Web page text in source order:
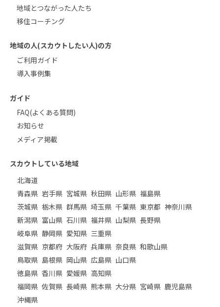
地域とつながった人たち
移住コーチング
地域の人(スカウトしたい人)の方
ご利用ガイド
導入事例集
ガイド
FAQ(よくある質問)
お知らせ
メディア掲載
スカウトしている地域
北海道
青森県 岩手県 宮城県 秋田県 山形県 福島県
茨城県 栃木県 群馬県 埼玉県 千葉県 東京都 神奈川県
新潟県 富山県 石川県 福井県 山梨県 長野県
岐阜県 静岡県 愛知県 三重県
滋賀県 京都府 大阪府 兵庫県 奈良県 和歌山県
鳥取県 島根県 岡山県 広島県 山口県
徳島県 香川県 愛媛県 高知県
福岡県 佐賀県 長崎県 熊本県 大分県 宮崎県 鹿児島県
沖縄県